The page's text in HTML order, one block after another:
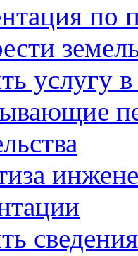
по
услугу в